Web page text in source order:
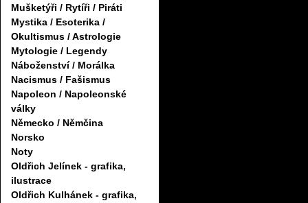
Mušketýři / Rytíři / Piráti
Mystika / Esoterika /
Okultismus / Astrologie
Mytologie / Legendy
Náboženství / Morálka
Nacismus / Fašismus
Napoleon / Napoleonské
války
Německo / Němčina
Norsko
Noty
Oldřich Jelínek - grafika,
ilustrace
Oldřich Kulhánek - grafika,